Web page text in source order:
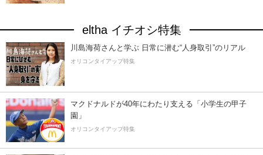
eltha イチオシ特集
川島海荷さんと学ぶ 日常に潜む“人身取引”のリアル
オリコンタイアップ特集
マクドナルドが40年にわたり支える「小学生の甲子
園」
オリコンタイアップ特集